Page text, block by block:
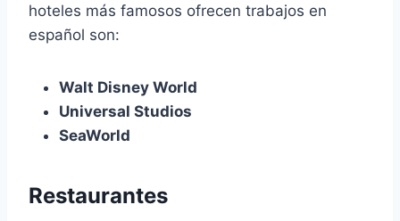
hoteles más famosos ofrecen trabajos en
español son:
Walt Disney World
Universal Studios
SeaWorld
Restaurantes